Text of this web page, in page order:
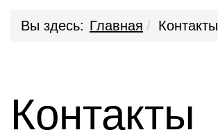
Вы здесь: Главная Контакты
Контакты